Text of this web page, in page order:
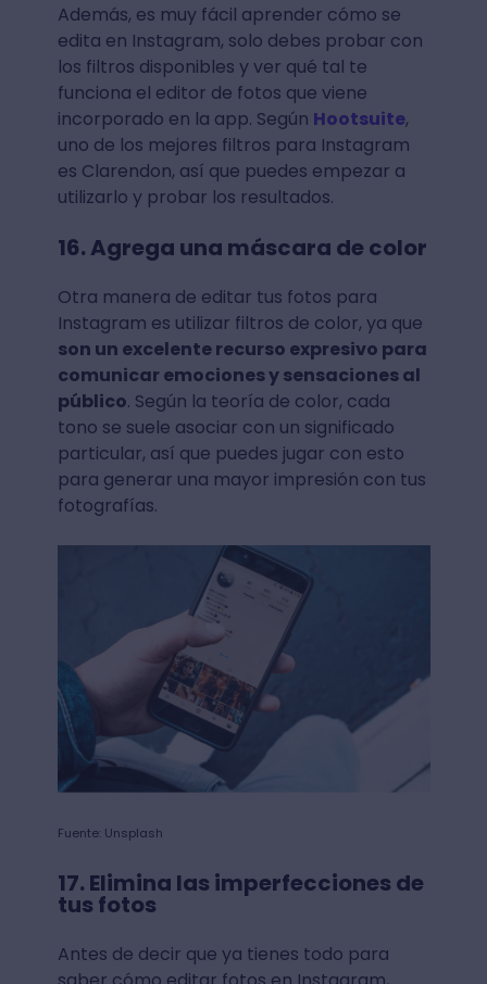
Además, es muy fácil aprender cómo se
edita en Instagram, solo debes probar con
los filtros disponibles y ver qué tal te
funciona el editor de fotos que viene
incorporado en la app. Según Hootsuite,
uno de los mejores filtros para Instagram
es Clarendon, así que puedes empezar a
utilizarlo y probar los resultados.
16. Agrega una máscara de color
Otra manera de editar tus fotos para
Instagram es utilizar filtros de color, ya que
son un excelente recurso expresivo para
comunicar emociones y sensaciones al
público. Según la teoría de color, cada
tono se suele asociar con un significado
particular, así que puedes jugar con esto
para generar una mayor impresión con tus
fotografías.
Fuente: Unsplash
17. Elimina las imperfecciones de
tus fotos
Antes de decir que ya tienes todo para